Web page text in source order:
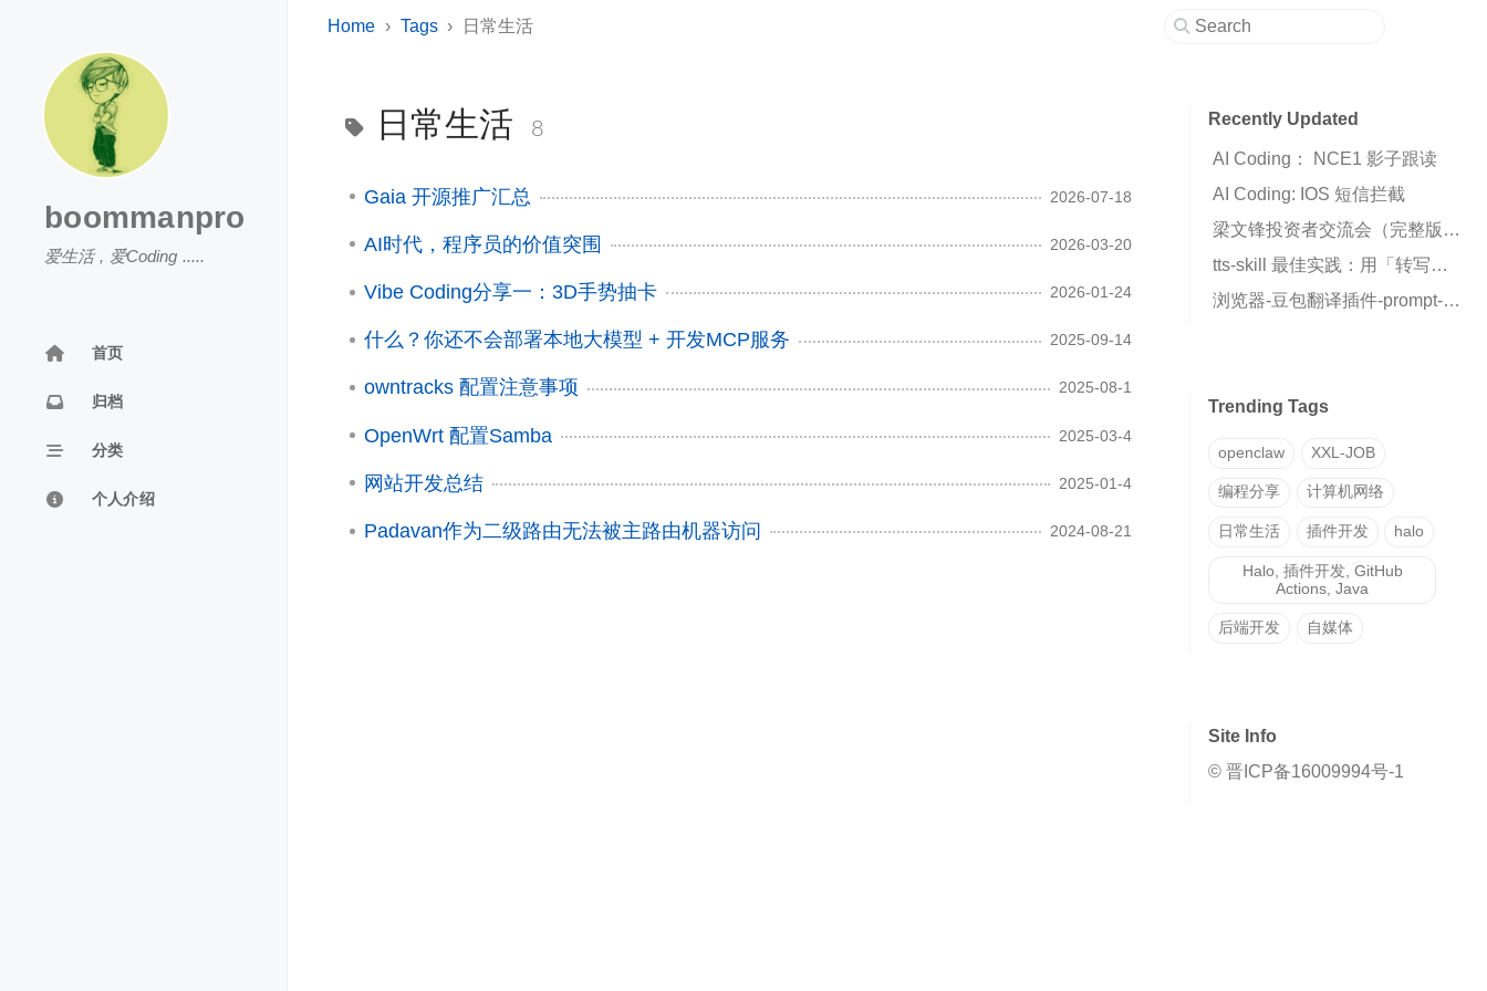
boommanpro
爱生活 , 爱Coding .....
首页
归档
分类
个人介绍
Home Tags 日常生活
日常生活 8
Gaia 开源推广汇总 2026-07-18
AI时代，程序员的价值突围 2026-03-20
Vibe Coding分享一：3D手势抽卡 2026-01-24
什么？你还不会部署本地大模型 + 开发MCP服务 2025-09-14
owntracks 配置注意事项 2025-08-1
OpenWrt 配置Samba 2025-03-4
网站开发总结 2025-01-4
Padavan作为二级路由无法被主路由机器访问 2024-08-21
Recently Updated
AI Coding： NCE1 影子跟读
AI Coding: IOS 短信拦截
梁文锋投资者交流会（完整版全文）
tts-skill 最佳实践：用「转写→克隆」两步法获得高质量声音克隆
浏览器-豆包翻译插件-prompt-insert
Trending Tags
openclaw XXL-JOB
编程分享 计算机网络
日常生活 插件开发 halo
Halo, 插件开发, GitHub
Actions, Java
后端开发 自媒体
Site Info
© 晋ICP备16009994号-1